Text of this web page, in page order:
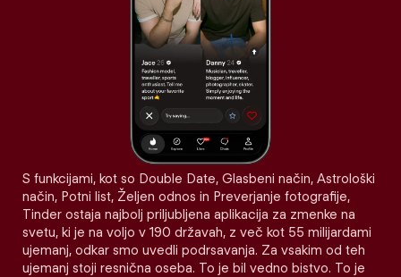
S funkcijami, kot so Double Date, Glasbeni način, Astrološki
način, Potni list, Željen odnos in Preverjanje fotografije,
Tinder ostaja najbolj priljubljena aplikacija za zmenke na
svetu, ki je na voljo v 190 državah, z več kot 55 milijardami
ujemanj, odkar smo uvedli podrsavanja. Za vsakim od teh
ujemanj stoji resnična oseba. To je bil vedno bistvo. To je